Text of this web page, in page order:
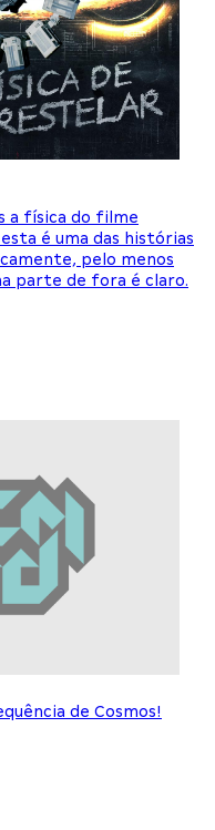
a física do filme
é uma das histórias
pelo menos
parte de fora é claro.
de Cosmos!